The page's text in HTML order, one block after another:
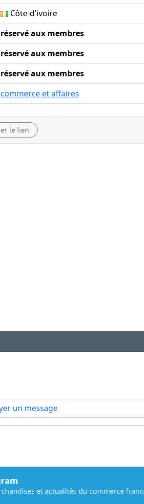
Côte-d'ivoire
réservé aux membres
réservé aux membres
réservé aux membres
commerce et affaires
le lien
un message
et actualités du commerce